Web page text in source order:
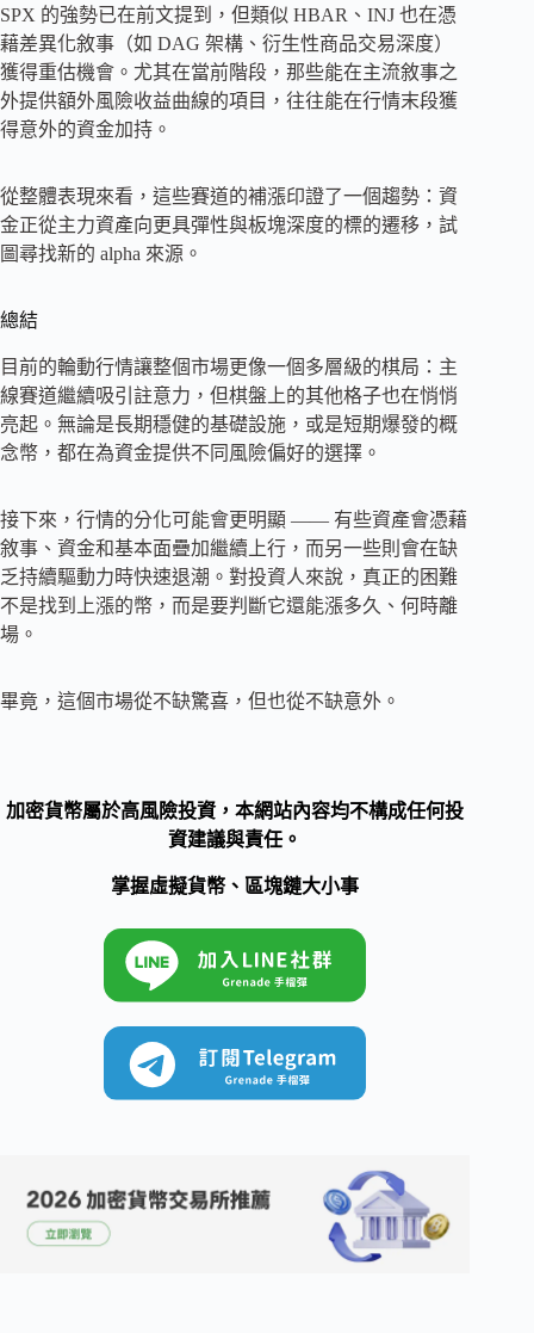
SPX 的強勢已在前文提到，但類似 HBAR、INJ 也在憑
藉差異化敘事（如 DAG 架構、衍生性商品交易深度）
獲得重估機會。尤其在當前階段，那些能在主流敘事之
外提供額外風險收益曲線的項目，往往能在行情末段獲
得意外的資金加持。
從整體表現來看，這些賽道的補漲印證了一個趨勢：資
金正從主力資產向更具彈性與板塊深度的標的遷移，試
圖尋找新的 alpha 來源。
總結
目前的輪動行情讓整個市場更像一個多層級的棋局：主
線賽道繼續吸引註意力，但棋盤上的其他格子也在悄悄
亮起。無論是長期穩健的基礎設施，或是短期爆發的概
念幣，都在為資金提供不同風險偏好的選擇。
接下來，行情的分化可能會更明顯 —— 有些資產會憑藉
敘事、資金和基本面疊加繼續上行，而另一些則會在缺
乏持續驅動力時快速退潮。對投資人來說，真正的困難
不是找到上漲的幣，而是要判斷它還能漲多久、何時離
場。
畢竟，這個市場從不缺驚喜，但也從不缺意外。
加密貨幣屬於高風險投資，本網站內容均不構成任何投
資建議與責任。
掌握虛擬貨幣、區塊鏈大小事